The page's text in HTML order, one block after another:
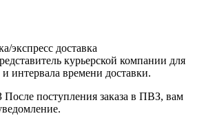
экспресс доставка
курьерской компании для
интервала времени доставки.
поступления заказа в ПВЗ, вам